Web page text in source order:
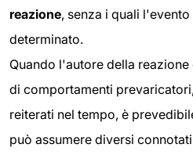
reazione, senza i quali
determinato.
Quando l'autore della
di comportamenti
reiterati nel tempo, è
può assumere diversi